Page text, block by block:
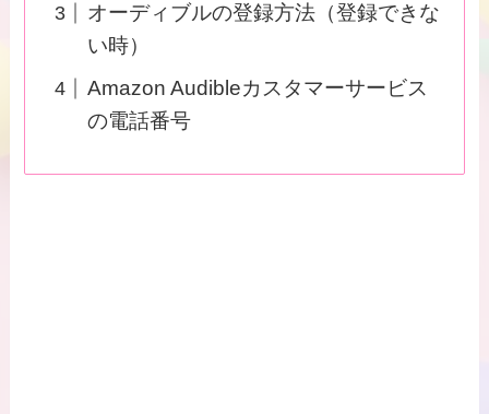
オーディブルの登録方法（登録できな
い時）
Amazon Audibleカスタマーサービス
の電話番号